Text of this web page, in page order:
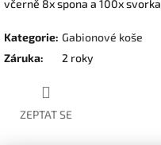
včerně 8x spona a 100x svorka
Kategorie: Gabionové koše
Záruka: 2 roky
ZEPTAT SE